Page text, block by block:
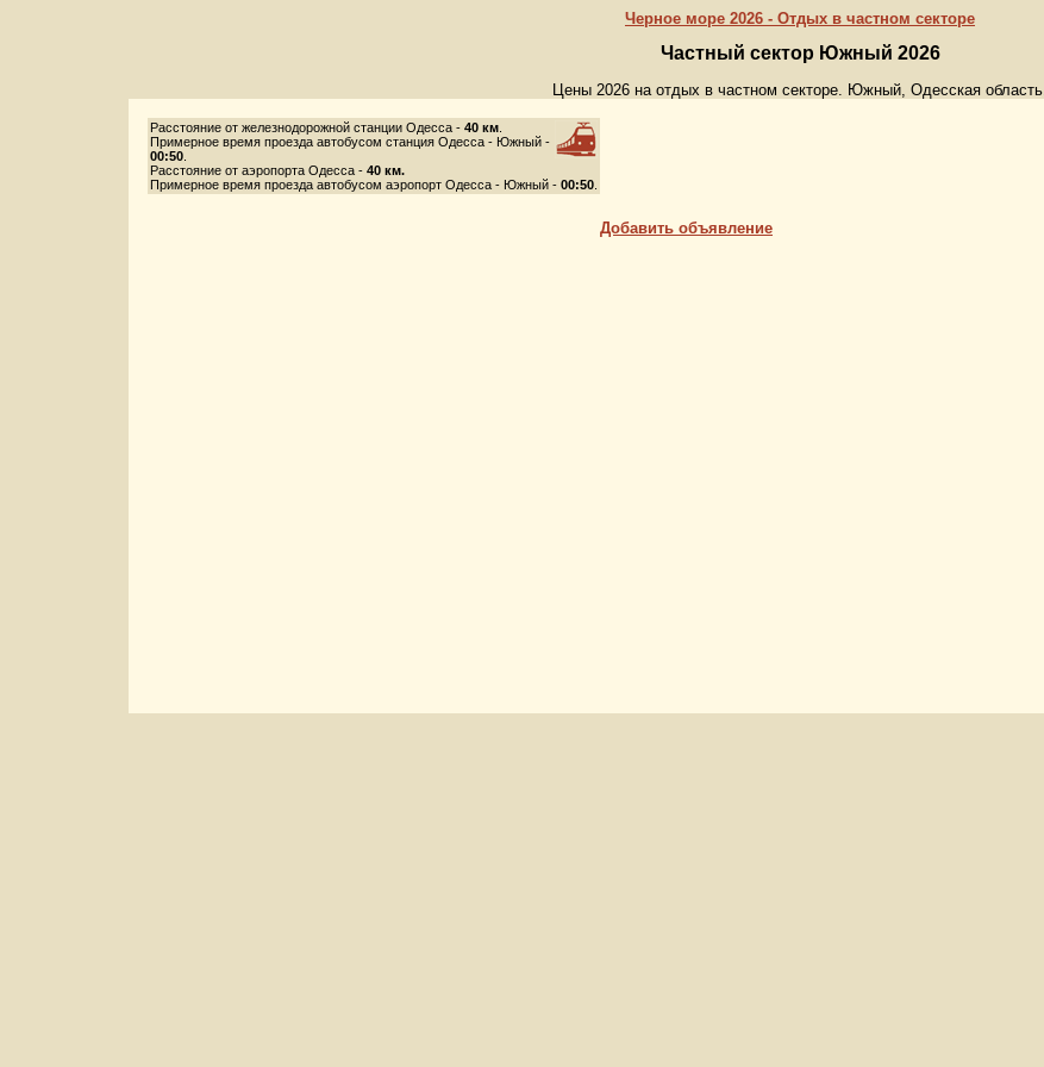
Черное море 2026 - Отдых в частном секторе
Частный сектор Южный 2026
Цены 2026 на отдых в частном секторе. Южный, Одесская область.
Расстояние от железнодорожной станции Одесса - 40 км
Примерное время проезда автобусом станция Одесса - Южный -
00:50
Расстояние от аэропорта Одесса - 40 км.
Примерное время проезда автобусом аэропорт Одесса - Южный - 00:50
Добавить объявление